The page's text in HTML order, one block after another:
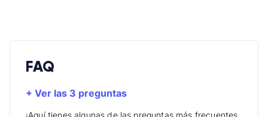
FAQ
+ Ver las 3 preguntas